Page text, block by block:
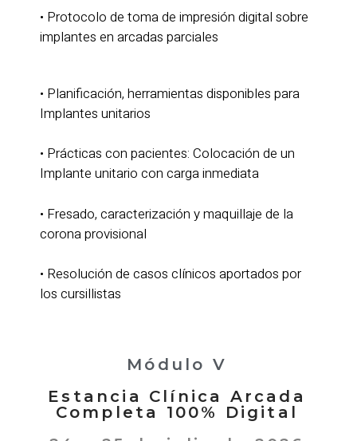
• Protocolo de toma de impresión digital sobre
implantes en arcadas parciales
• Planificación, herramientas disponibles para
Implantes unitarios
• Prácticas con pacientes: Colocación de un
Implante unitario con carga inmediata
• Fresado, caracterización y maquillaje de la
corona provisional
• Resolución de casos clínicos aportados por
los cursillistas
Módulo V
Estancia Clínica Arcada
Completa 100% Digital